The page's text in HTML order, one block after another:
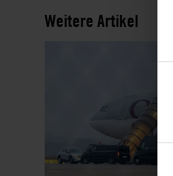
Weitere Artikel